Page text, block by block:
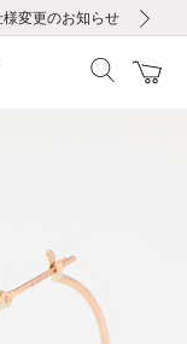
案内
影響について
様変更のお知らせ
ご案内
以内に発送
ント！
ゼント
プレゼント
案内
影響について